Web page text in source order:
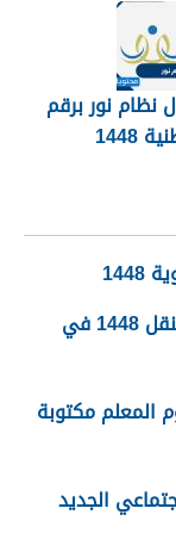
نور برقم
رابط التقديم على وظائف الهيئة العامة للنقل 1448 في
عبارات عن يوم المعلم مكتوبة
الجديد